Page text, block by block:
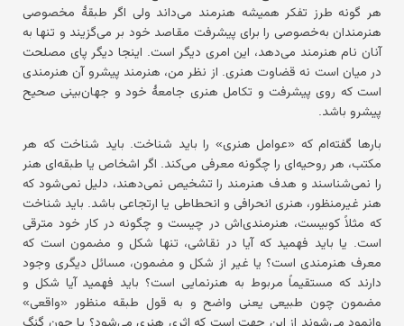
هر گونه طرز تفکر همیشه هنرمند می‌داند ولی اگر طبقهٔ مخصوصی
هنرمندان به‌خصوصی را برای پیشرفت مقاصد خود بر می‌گزیند و تنها به
آنان نام هنرمند می‌دهد، این امری دیگر است. اینجا دیگر پای مصلحت
در میان است نه قضاوت هنری. از نظر من، هنرمند پیشرو آن هنرمندی
است که روی پیشرفت و تکامل هنری جامعهٔ خود و جهان‌بینی صحیح
پیشرو باشد.
بارها گفته‌ام که «عوامل هنری» را باید شناخت. باید شناخت که هر
مکتب، هر روحیه‌ای را چگونه معرفی می‌کند. اگر اشخاص یا طبقه‌ای هنر
را نمی‌شناسند و هدف هنرمند را تشخیص نمی‌دهند، دلیل نمی‌شود که
هنر غیرمنظور، هنری انحرافی و انحطاطی یا ارتجاعی باشد. باید شناخت
که مثلاً کوبیست، هنرمندی‌اش در چیست و چگونه در کار خود مترقی
است. یا باید فهمید که آیا در نقاشی، تنها شکل و مضمون است که
معرف هنرمندی است؟ یا غیر از شکل و مضمون، مسائل دیگری وجود
دارند که مستقیماً مربوط به هنرنمایی است؟ باید فهمید آیا شکل و
مضمون چون طبیعی یعنی واضح و به قول طبقه منظور «واقعی»
وانمود می‌شوند از این جهت است که اثری هنری می‌شود؟ یا چون گنگ